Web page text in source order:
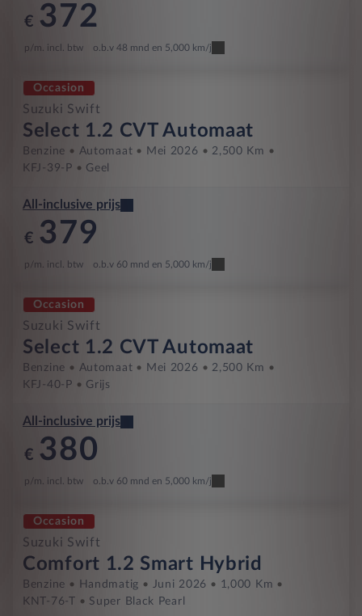
€ 372
p/m. incl. btw o.b.v 48 mnd en 5,000 km/j
Occasion
Suzuki Swift
Select 1.2 CVT Automaat
Benzine Automaat Mei 2026
2,500 Km
KFJ-39-P
Geel
All-inclusive prijs
€ 379
p/m. incl. btw o.b.v 60 mnd en 5,000 km/j
Occasion
Suzuki Swift
Select 1.2 CVT Automaat
Benzine Automaat Mei 2026
2,500 Km
KFJ-40-P
Grijs
All-inclusive prijs
€ 380
p/m. incl. btw o.b.v 60 mnd en 5,000 km/j
Occasion
Suzuki Swift
Comfort 1.2 Smart Hybrid
Benzine Handmatig Juni 2026
1,000 Km
KNT-76-T
Super Black Pearl